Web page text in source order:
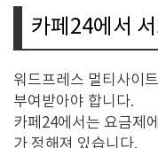
카페24에서
워드프레스 멀티사이
부여받아야 합니다.
카페24에서는 요금제
가 정해져 있습니다.